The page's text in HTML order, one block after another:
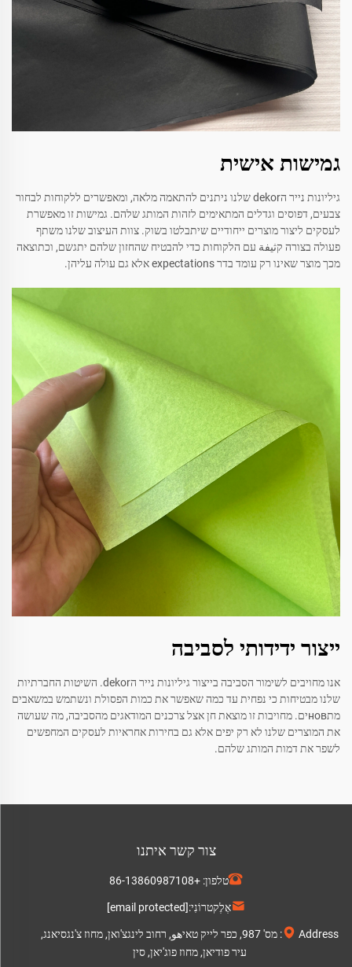
גמישות אישית
גיליונות נייר הdekor שלנו ניתנים להתאמה מלאה, ומאפשרים ללקוחות לבחור
צבעים, דפוסים וגדלים המתאימים לזהות המותג שלהם. גמישות זו מאפשרת
לעסקים ליצור מוצרים ייחודיים שיתבלטו בשוק. צוות העיצוב שלנו משתף
פעולה בצורה קثيفة עם הלקוחות כדי להבטיח שהחזון שלהם יתגשם, וכתוצאה
מכך מוצר שאינו רק עומד בדר expectations אלא גם עולה עליהן.
ייצור ידידותי לסביבה
אנו מחויבים לשימור הסביבה בייצור גיליונות נייר הdekor. השיטות החברתיות
שלנו מבטיחות כי נפחית עד כמה שאפשר את כמות הפסולת ונשתמש במשאבים
מתновים. מחויבות זו מוצאת חן אצל צרכנים המודאגים מהסביבה, מה שעושה
את המוצרים שלנו לא רק יפים אלא גם בחירות אחראיות לעסקים המחפשים
לשפר את דמות המותג שלהם.
צור קשר איתנו
טלפון: +86-13860987108
אֶלֶקטרוֹנִי:[email protected]
Address: מס' 987, כפר לייק טאיهو, רחוב לינגצ'ואן, מחוז צ'נגסיאנג,
עיר פודיאן, מחוז פוג'יאן, סין